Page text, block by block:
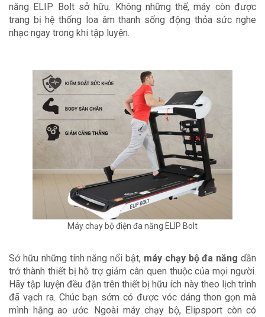
năng ELIP Bolt sở hữu. Không những thế, máy còn được
trang bị hệ thống loa âm thanh sống động thỏa sức nghe
nhạc ngay trong khi tập luyện.
Máy chạy bộ điện đa năng ELIP Bolt
Sở hữu những tính năng nổi bật, máy chạy bộ đa năng dần
trở thành thiết bị hỗ trợ giảm cân quen thuộc của mọi người.
Hãy tập luyện đều đặn trên thiết bị hữu ích này theo lịch trình
đã vạch ra. Chúc bạn sớm có được vóc dáng thon gọn mà
mình hằng ao ước. Ngoài máy chạy bộ, Elipsport còn có